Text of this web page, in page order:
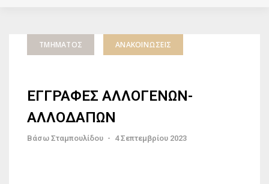
ΤΜΉΜΑΤΟΣ ΑΝΑΚΟΙΝΏΣΕΙΣ
ΕΓΓΡΑΦΕΣ ΑΛΛΟΓΕΝΩΝ-
ΑΛΛΟΔΑΠΩΝ
Βάσω Σταμπουλίδου - 4 Σεπτεμβρίου 2023